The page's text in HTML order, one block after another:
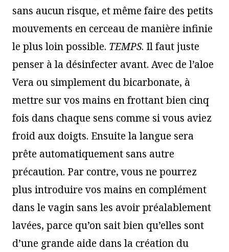
sans aucun risque, et même faire des petits
mouvements en cerceau de manière infinie
le plus loin possible. TEMPS. Il faut juste
penser à la désinfecter avant. Avec de l’aloe
Vera ou simplement du bicarbonate, à
mettre sur vos mains en frottant bien cinq
fois dans chaque sens comme si vous aviez
froid aux doigts. Ensuite la langue sera
prête automatiquement sans autre
précaution. Par contre, vous ne pourrez
plus introduire vos mains en complément
dans le vagin sans les avoir préalablement
lavées, parce qu’on sait bien qu’elles sont
d’une grande aide dans la création du